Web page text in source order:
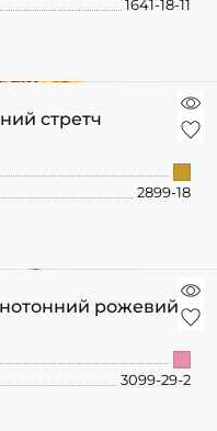
1641-18-11
стретч
2899-18
рожевий
3099-29-2